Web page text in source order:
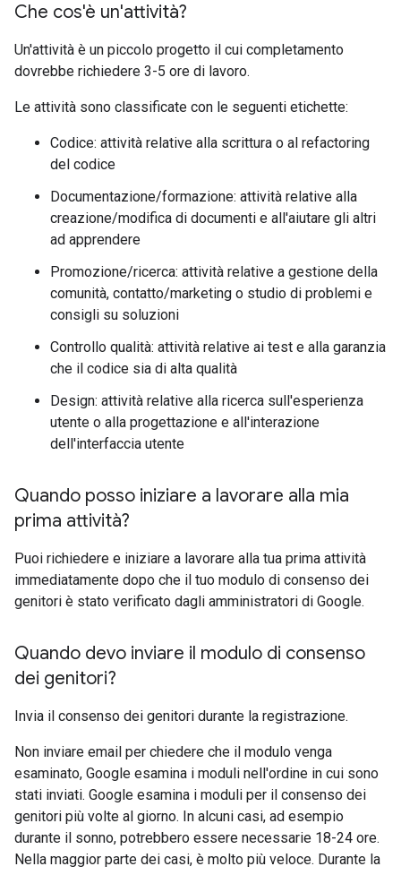
Che cos'è un'attività?
Un'attività è un piccolo progetto il cui completamento
dovrebbe richiedere 3-5 ore di lavoro.
Le attività sono classificate con le seguenti etichette:
Codice: attività relative alla scrittura o al refactoring
del codice
Documentazione/formazione: attività relative alla
creazione/modifica di documenti e all'aiutare gli altri
ad apprendere
Promozione/ricerca: attività relative a gestione della
comunità, contatto/marketing o studio di problemi e
consigli su soluzioni
Controllo qualità: attività relative ai test e alla garanzia
che il codice sia di alta qualità
Design: attività relative alla ricerca sull'esperienza
utente o alla progettazione e all'interazione
dell'interfaccia utente
Quando posso iniziare a lavorare alla mia
prima attività?
Puoi richiedere e iniziare a lavorare alla tua prima attività
immediatamente dopo che il tuo modulo di consenso dei
genitori è stato verificato dagli amministratori di Google.
Quando devo inviare il modulo di consenso
dei genitori?
Invia il consenso dei genitori durante la registrazione.
Non inviare email per chiedere che il modulo venga
esaminato, Google esamina i moduli nell'ordine in cui sono
stati inviati. Google esamina i moduli per il consenso dei
genitori più volte al giorno. In alcuni casi, ad esempio
durante il sonno, potrebbero essere necessarie 18-24 ore.
Nella maggior parte dei casi, è molto più veloce. Durante la